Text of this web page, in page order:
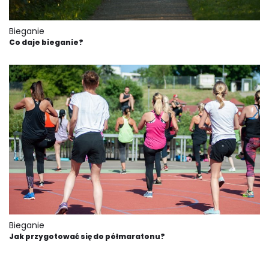
Bieganie
Co daje bieganie?
Bieganie
Jak przygotować się do półmaratonu?